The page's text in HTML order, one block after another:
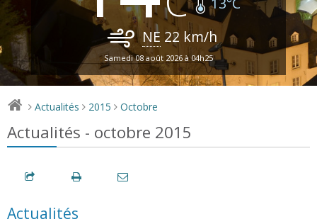
NE 22 km/h
Samedi 08 août 2026 à 04h25
> Actualités > 2015 > Octobre
Actualités - octobre 2015
Actualités